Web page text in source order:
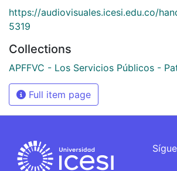
https://audiovisuales.icesi.edu.co/
5319
Collections
APFFVC - Los Servicios Públicos -
Full item page